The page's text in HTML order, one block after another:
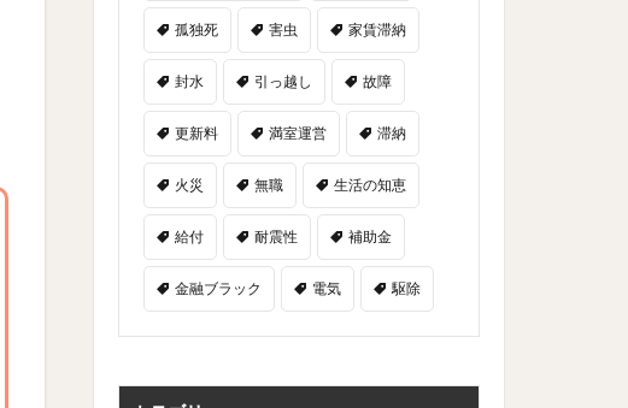
孤独死 害虫 家賃滞納
封水 引っ越し 故障
更新料 満室運営 滞納
火災 無職 生活の知恵
給付 耐震性 補助金
金融ブラック 電気 駆除